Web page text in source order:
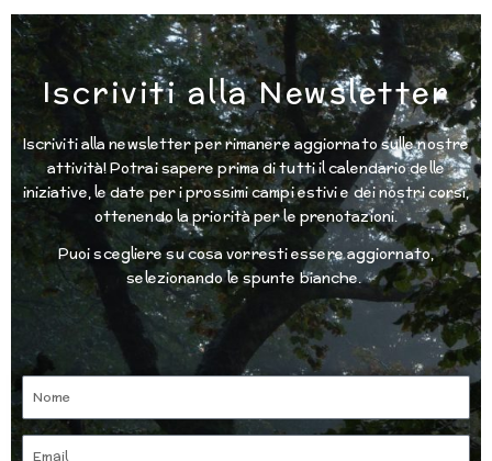
Iscriviti alla Newsletter
Iscriviti alla newsletter per rimanere aggiornato sulle nostre
attività! Potrai sapere prima di tutti il calendario delle
iniziative, le date per i prossimi campi estivi e dei nostri corsi,
ottenendo la priorità per le prenotazioni.
Puoi scegliere su cosa vorresti essere aggiornato,
selezionando le spunte bianche.
Nome
Email